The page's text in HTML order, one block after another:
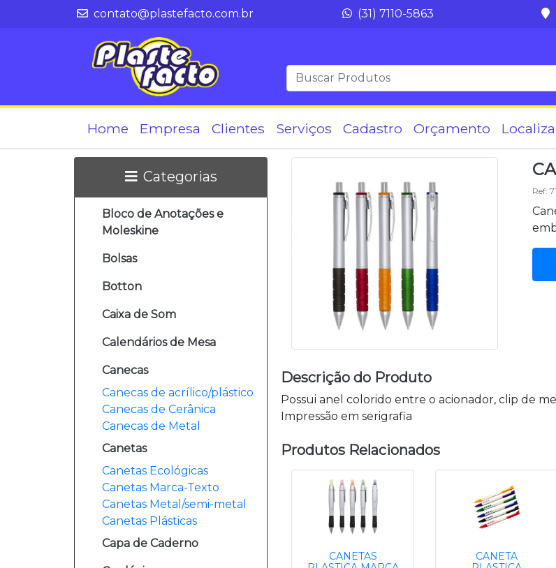
contato@plastefacto.com.br (31) 7110-5863
Home Empresa Clientes Serviços Cadastro Orçamento
Categorias
Bloco de Anotações e
Moleskine
Bolsas
Botton
Caixa de Som
Calendários de Mesa
Canecas
Canecas de acrílico/plástico
Canecas de Cerânica
Canecas de Metal
Canetas
Canetas Ecológicas
Canetas Marca-Texto
Canetas Metal/semi-metal
Canetas Plásticas
Capa de Caderno
Ref:
Descrição do Produto
Possui anel colorido entre o acionador, clip de
Impressão em serigrafia
Produtos Relacionados
CANETAS
CANETA